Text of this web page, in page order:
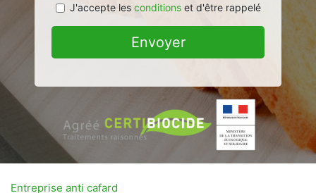
J'accepte les conditionset d'être rappelé
Envoyer
Entreprise anti cafard